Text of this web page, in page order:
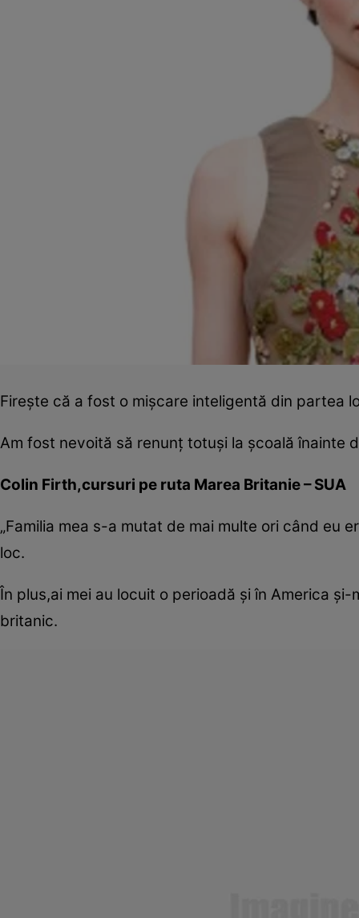
Fireşte că a fost o mişcare inteligentă din partea
Am fost nevoită să renunţ totuşi la şcoală înainte
Colin Firth,cursuri pe ruta Marea Britanie – SUA
„Familia mea s-a mutat de mai multe ori când eu
loc.
În plus,ai mei au locuit o perioadă şi în America
britanic.